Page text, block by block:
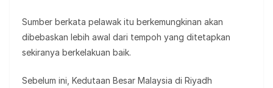
Sumber berkata pelawak itu berkemungkinan akan
dibebaskan lebih awal dari tempoh yang ditetapkan
sekiranya berkelakuan baik.
Sebelum ini, Kedutaan Besar Malaysia di Riyadh